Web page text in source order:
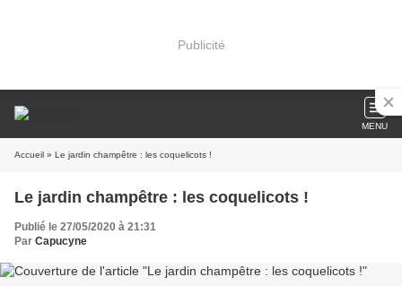
Publicité
MENU
Accueil » Le jardin champêtre : les coquelicots !
Le jardin champêtre : les coquelicots !
Publié le 27/05/2020 à 21:31
Par Capucyne